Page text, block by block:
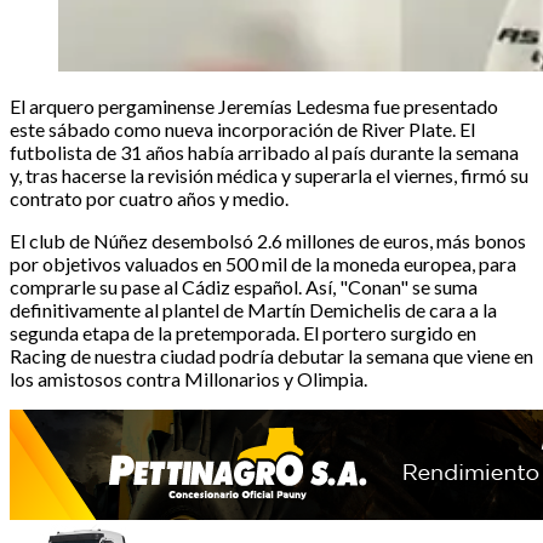
El arquero pergaminense Jeremías Ledesma fue presentado
este sábado como nueva incorporación de River Plate. El
futbolista de 31 años había arribado al país durante la semana
y, tras hacerse la revisión médica y superarla el viernes, firmó su
contrato por cuatro años y medio.
El club de Núñez desembolsó 2.6 millones de euros, más bonos
por objetivos valuados en 500 mil de la moneda europea, para
comprarle su pase al Cádiz español. Así, "Conan" se suma
definitivamente al plantel de Martín Demichelis de cara a la
segunda etapa de la pretemporada. El portero surgido en
Racing de nuestra ciudad podría debutar la semana que viene en
los amistosos contra Millonarios y Olimpia.